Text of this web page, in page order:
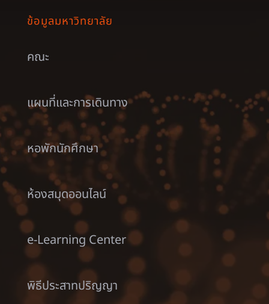
ข้อมูลมหาวิทยาลัย
คณะ
แผนที่และการเดินทาง
หอพักนักศึกษา
ห้องสมุดออนไลน์
e-Learning Center
พิธีประสาทปริญญา